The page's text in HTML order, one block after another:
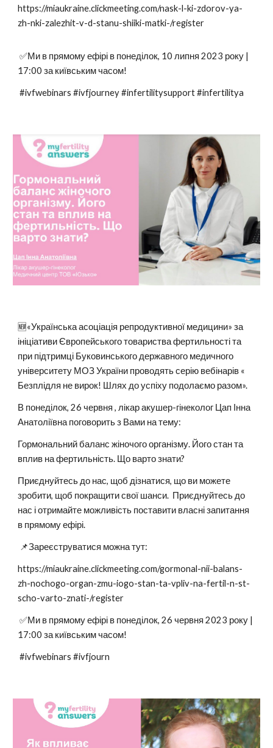
https://miaukraine.clickmeeting.com/nask-l-ki-zdorov-ya-
zh-nki-zalezhit-v-d-stanu-shiiki-matki-/register
✅Ми в прямому ефірі в понеділок, 10 липня 2023 року |
17:00 за київським часом!
#ivfwebinars #ivfjourney #infertilitysupport #infertilitya
🆕«Українська асоціація репродуктивної медицини» за
ініціативи Європейського товариства фертильності та
при підтримці Буковинського державного медичного
університету МОЗ України проводять серію вебінарів «
Безплідля не вирок! Шлях до успіху подолаємо разом».
В понеділок, 26 червня , лікар акушер-гінеколог Цап Інна
Анатоліївна поговорить з Вами на тему:
Гормональний баланс жіночого організму. Його стан та
вплив на фертильність. Що варто знати?
Приєднуйтесь до нас, щоб дізнатися, що ви можете
зробити, щоб покращити свої шанси. Приєднуйтесь до
нас і отримайте можливість поставити власні запитання
в прямому ефірі.
📌Зареєструватися можна тут:
https://miaukraine.clickmeeting.com/gormonal-nii-balans-
zh-nochogo-organ-zmu-iogo-stan-ta-vpliv-na-fertil-n-st-
scho-varto-znati-/register
✅Ми в прямому ефірі в понеділок, 26 червня 2023 року |
17:00 за київським часом!
#ivfwebinars #ivfjourn